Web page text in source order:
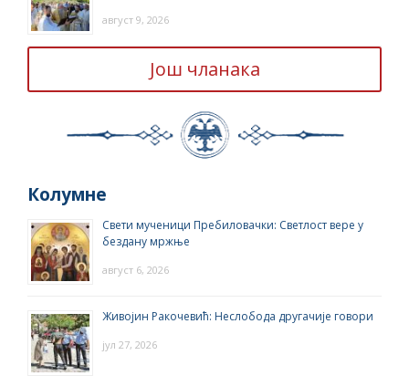
август 9, 2026
Још чланака
Колумне
Свети мученици Пребиловачки: Светлост вере у
бездану мржње
август 6, 2026
Живојин Ракочевић: Неслобода другачије говори
јул 27, 2026